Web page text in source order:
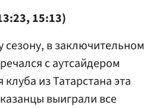
15:13)
в заключительном
с аутсайдером
из Татарстана эта
выиграли все